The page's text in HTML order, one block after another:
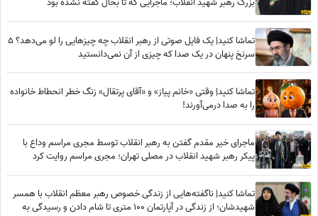
تماشا کنید| یک فایل صوتی از رهبر انقلاب چه چیزهایی را لو می‌دهد؟ 5
سرنخ پنهان در یک صدا که چیزی از آن نمی‌دانستید
تماشا کنید| وقتی «خانم پیاز» و «آقای پرتقال» زنگ خطر انحطاط خانواده
را به صدا درمی‌آورند!
ماجرای خیر مقدم گفتن به رهبر انقلاب توسط مجری مراسم وداع با
پیکر رهبر شهید انقلاب در مصلی تهران؛ مجری مراسم روایت کرد
تماشا کنید| ناگفته‌هایی از زندگی خصوص رهبر معظم انقلاب با همسر
شهیدشان؛ از زندگی در آپارتمان 100 متری تا شام دادن و رسیدگی به